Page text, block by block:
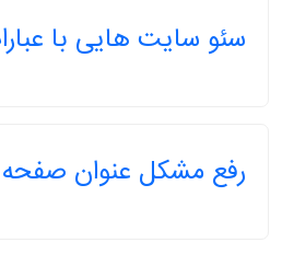
سئو سایت هایی با
رفع مشکل عنوان